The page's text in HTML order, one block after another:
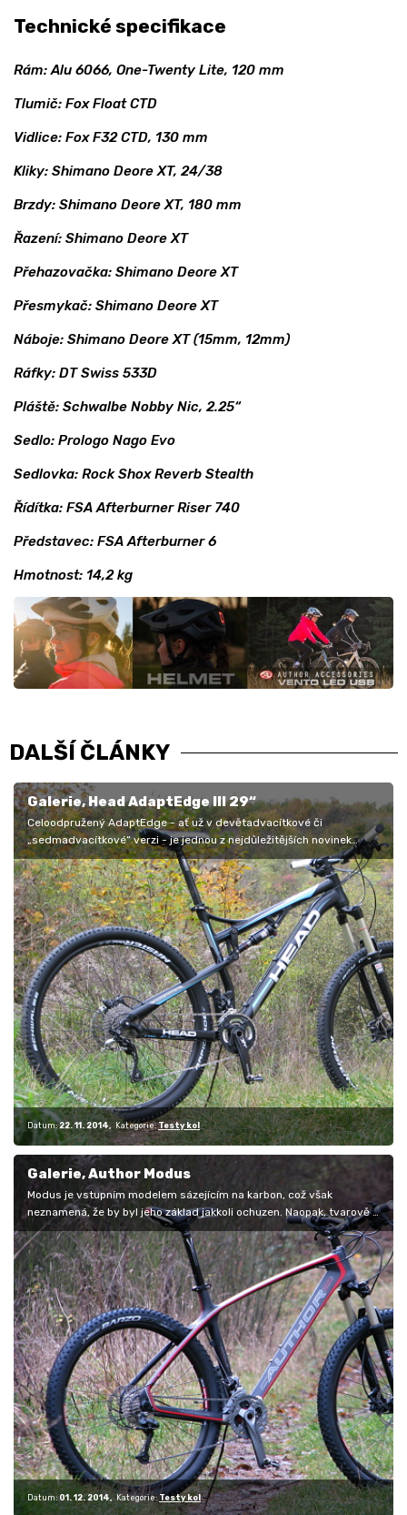
Technické specifikace
Rám: Alu 6066, One-Twenty Lite, 120 mm
Tlumič: Fox Float CTD
Vidlice: Fox F32 CTD, 130 mm
Kliky: Shimano Deore XT, 24/38
Brzdy: Shimano Deore XT, 180 mm
Řazení: Shimano Deore XT
Přehazovačka: Shimano Deore XT
Přesmykač: Shimano Deore XT
Náboje: Shimano Deore XT (15mm, 12mm)
Ráfky: DT Swiss 533D
Pláště: Schwalbe Nobby Nic, 2.25“
Sedlo: Prologo Nago Evo
Sedlovka: Rock Shox Reverb Stealth
Řídítka: FSA Afterburner Riser 740
Představec: FSA Afterburner 6
Hmotnost: 14,2 kg
DALŠÍ ČLÁNKY
Galerie, Head AdaptEdge III 29“
Celoodpružený AdaptEdge - ať už v devětadvacítkové či
„sedmadvacítkové“ verzi - je jednou z nejdůležitějších novinek
značky Head. Naším…
Datum: 22. 11. 2014 Kategorie: Testy kol
Galerie, Author Modus
Modus je vstupním modelem sázejícím na karbon, což však
neznamená, že by byl jeho základ jakkoli ochuzen. Naopak, tvarově a
převážně i…
Datum: 01. 12. 2014 Kategorie: Testy kol